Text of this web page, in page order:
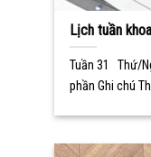
Lịch tuần
Tuần 31 Thứ/
phần Ghi chú